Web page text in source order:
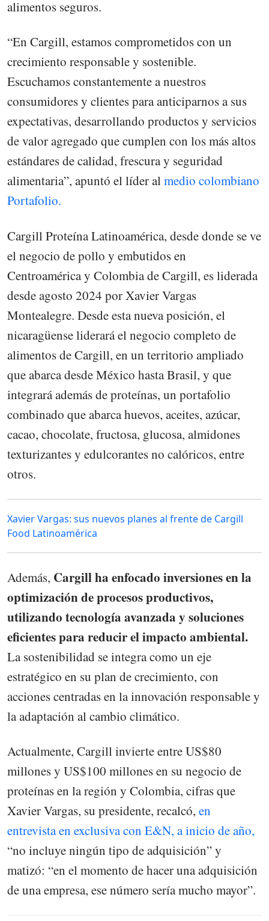
alimentos seguros.
“En Cargill, estamos comprometidos con un
crecimiento responsable y sostenible.
Escuchamos constantemente a nuestros
consumidores y clientes para anticiparnos a sus
expectativas, desarrollando productos y servicios
de valor agregado que cumplen con los más altos
estándares de calidad, frescura y seguridad
alimentaria”, apuntó el líder almedio colombiano
Portafolio.
Cargill Proteína Latinoamérica, desde donde se ve
el negocio de pollo y embutidos en
Centroamérica y Colombia de Cargill, es liderada
desde agosto 2024 por Xavier Vargas
Montealegre. Desde esta nueva posición, el
nicaragüense liderará el negocio completo de
alimentos de Cargill, en un territorio ampliado
que abarca desde México hasta Brasil, y que
integrará además de proteínas, un portafolio
combinado que abarca huevos, aceites, azúcar,
cacao, chocolate, fructosa, glucosa, almidones
texturizantes y edulcorantes no calóricos, entre
otros.
Xavier Vargas: sus nuevos planes al frente de Cargill
Food Latinoamérica
Además, Cargill ha enfocado inversiones en la
optimización de procesos productivos,
utilizando tecnología avanzada y soluciones
eficientes para reducir el impacto ambiental.
La sostenibilidad se integra como un eje
estratégico en su plan de crecimiento, con
acciones centradas en la innovación responsable y
la adaptación al cambio climático.
Actualmente, Cargill invierte entre US$80
millones y US$100 millones en su negocio de
proteínas en la región y Colombia, cifras que
Xavier Vargas, su presidente, recalcó, en
entrevista en exclusiva con E&N, a inicio de año,
“no incluye ningún tipo de adquisición” y
matizó: “en el momento de hacer una adquisición
de una empresa, ese número sería mucho mayor”.